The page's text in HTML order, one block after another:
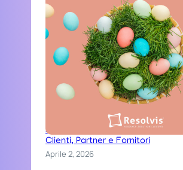
Auguri di una serena Pasqua ai
Clienti, Partner e Fornitori
Aprile 2, 2026